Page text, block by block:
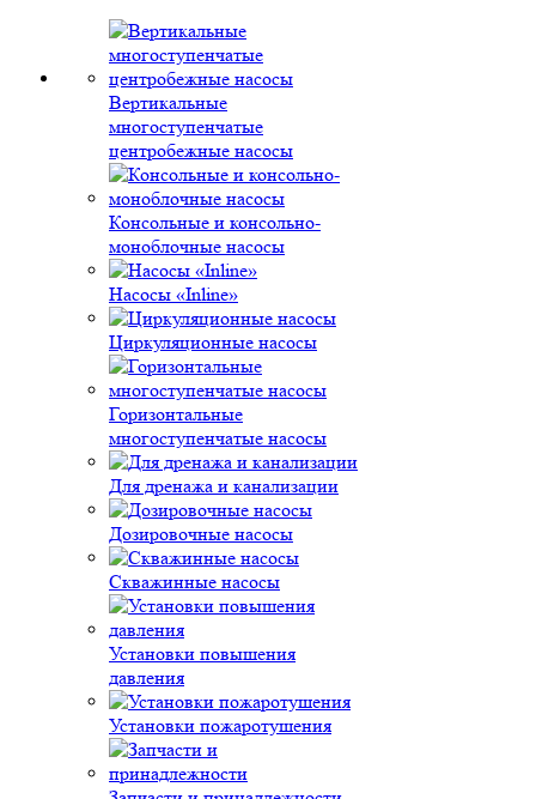
Вертикальные
многоступенчатые
центробежные насосы
Консольные и консольно-
моноблочные насосы
Насосы «Inline»
Циркуляционные насосы
Горизонтальные
многоступенчатые насосы
Для дренажа и канализации
Дозировочные насосы
Скважинные насосы
Установки повышения
давления
Установки пожаротушения